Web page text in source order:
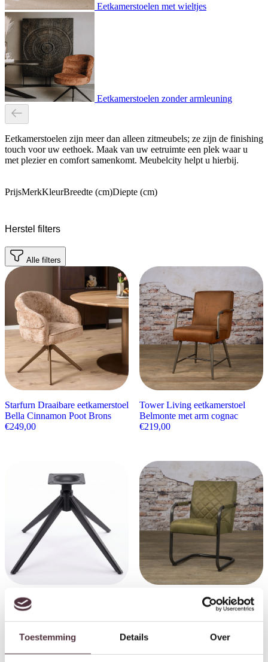
Toestemming Details Over
Eetkamerstoelen met wieltjes
Eetkamerstoelen zonder armleuning
Eetkamerstoelen zijn meer dan alleen zitmeubels; ze zijn de finishing
touch voor uw eethoek. Maak van uw eetruimte een plek waar u
met plezier en comfort samenkomt. Meubelcity helpt u hierbij.
PrijsMerkKleurBreedte (cm)Diepte (cm)
Herstel filters
Alle filters
Starfurn Draaibare eetkamerstoel
Bella Cinnamon Poot Brons
€249,00
Tower Living eetkamerstoel
Belmonte met arm cognac
€219,00
Starfurn Poten Eetkamerstoel
Bella Zwart
€50,00
Tower Living eetkamerstoel
Civo met arm groen
€199,00